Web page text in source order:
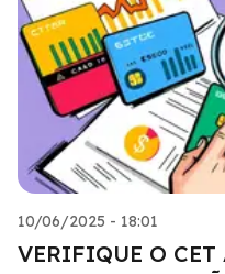
10/06/2025 - 18:01
VERIFIQUE O CET